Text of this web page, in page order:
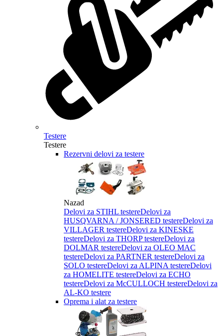
Testere
Testere
Rezervni delovi za testere
Nazad
Delovi za STIHL testereDelovi za
HUSQVARNA / JONSERED testereDelovi za
VILLAGER testereDelovi za KINESKE
testereDelovi za THORP testereDelovi za
DOLMAR testereDelovi za OLEO MAC
testereDelovi za PARTNER testereDelovi za
SOLO testereDelovi za ALPINA testereDelovi
za HOMELITE testereDelovi za ECHO
testereDelovi za McCULLOCH testereDelovi za
AL-KO testere
Oprema i alat za testere